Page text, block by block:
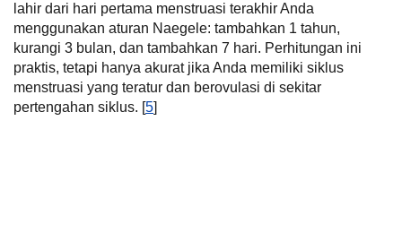
lahir dari hari pertama menstruasi terakhir Anda
menggunakan aturan Naegele: tambahkan 1 tahun,
kurangi 3 bulan, dan tambahkan 7 hari. Perhitungan ini
praktis, tetapi hanya akurat jika Anda memiliki siklus
menstruasi yang teratur dan berovulasi di sekitar
pertengahan siklus. [5]